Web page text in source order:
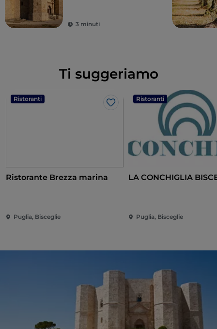
3 minuti
Ti suggeriamo
Ristoranti
Like
Ristorante Brezza marina
Puglia, Bisceglie
Ristoranti
LA CONCHIGLIA
Puglia, Bisceglie